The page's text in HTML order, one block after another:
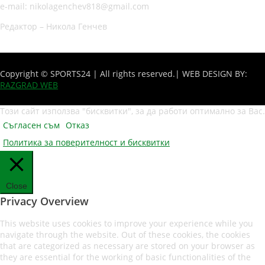
e-mail: nikolagenchev818@gmail.com
Редактор – Никола Генчев
Copyright © SPORTS24 | All rights reserved. | WEB DESIGN BY:
RAZGRAD WEB
Този сайт използва "бисквитки", за да работи оптимално за Вас.
Съгласен съм Отказ
Политика за поверителност и бисквитки
Close
Privacy Overview
This website uses cookies to improve your experience while you
navigate through the website. Out of these cookies, the cookies
that are categorized as necessary are stored on your browser as
they are essential for the working of basic functionalities of the